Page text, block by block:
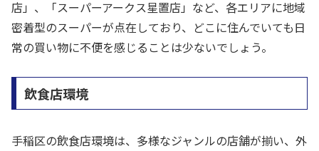
店」、「スーパーアークス星置店」など、各エリアに地域
密着型のスーパーが点在しており、どこに住んでいても日
常の買い物に不便を感じることは少ないでしょう。
飲食店環境
手稲区の飲食店環境は、多様なジャンルの店舗が揃い、外